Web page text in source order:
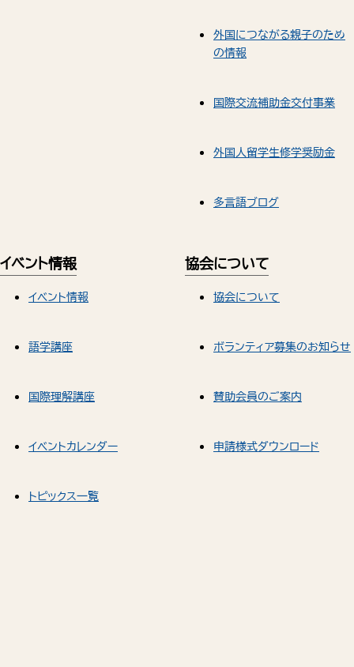
外国につながる親子のため
の情報
国際交流補助金交付事業
外国人留学生修学奨励金
多言語ブログ
イベント情報
イベント情報
語学講座
国際理解講座
イベントカレンダー
トピックス一覧
協会について
協会について
ボランティア募集のお知らせ
賛助会員のご案内
申請様式ダウンロード